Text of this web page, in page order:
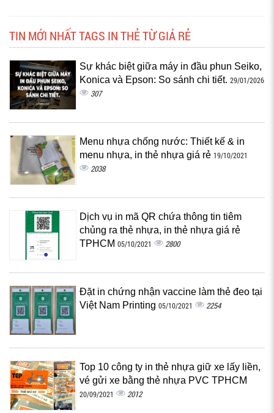
TIN MỚI NHẤT TAGS IN THẺ TỪ GIÁ RẺ
Sự khác biệt giữa máy in đầu phun Seiko,
Konica và Epson: So sánh chi tiết. 29/01/2026
307
Menu nhựa chống nước: Thiết kế & in
menu nhựa, in thẻ nhựa giá rẻ 19/10/2021
2038
Dịch vụ in mã QR chứa thông tin tiêm
chủng ra thẻ nhựa, in thẻ nhựa giá rẻ
TPHCM 05/10/2021 2800
Đặt in chứng nhận vaccine làm thẻ đeo tại
Việt Nam Printing 05/10/2021 2254
Top 10 công ty in thẻ nhựa giữ xe lấy liền,
vé gửi xe bằng thẻ nhựa PVC TPHCM
20/09/2021 2012